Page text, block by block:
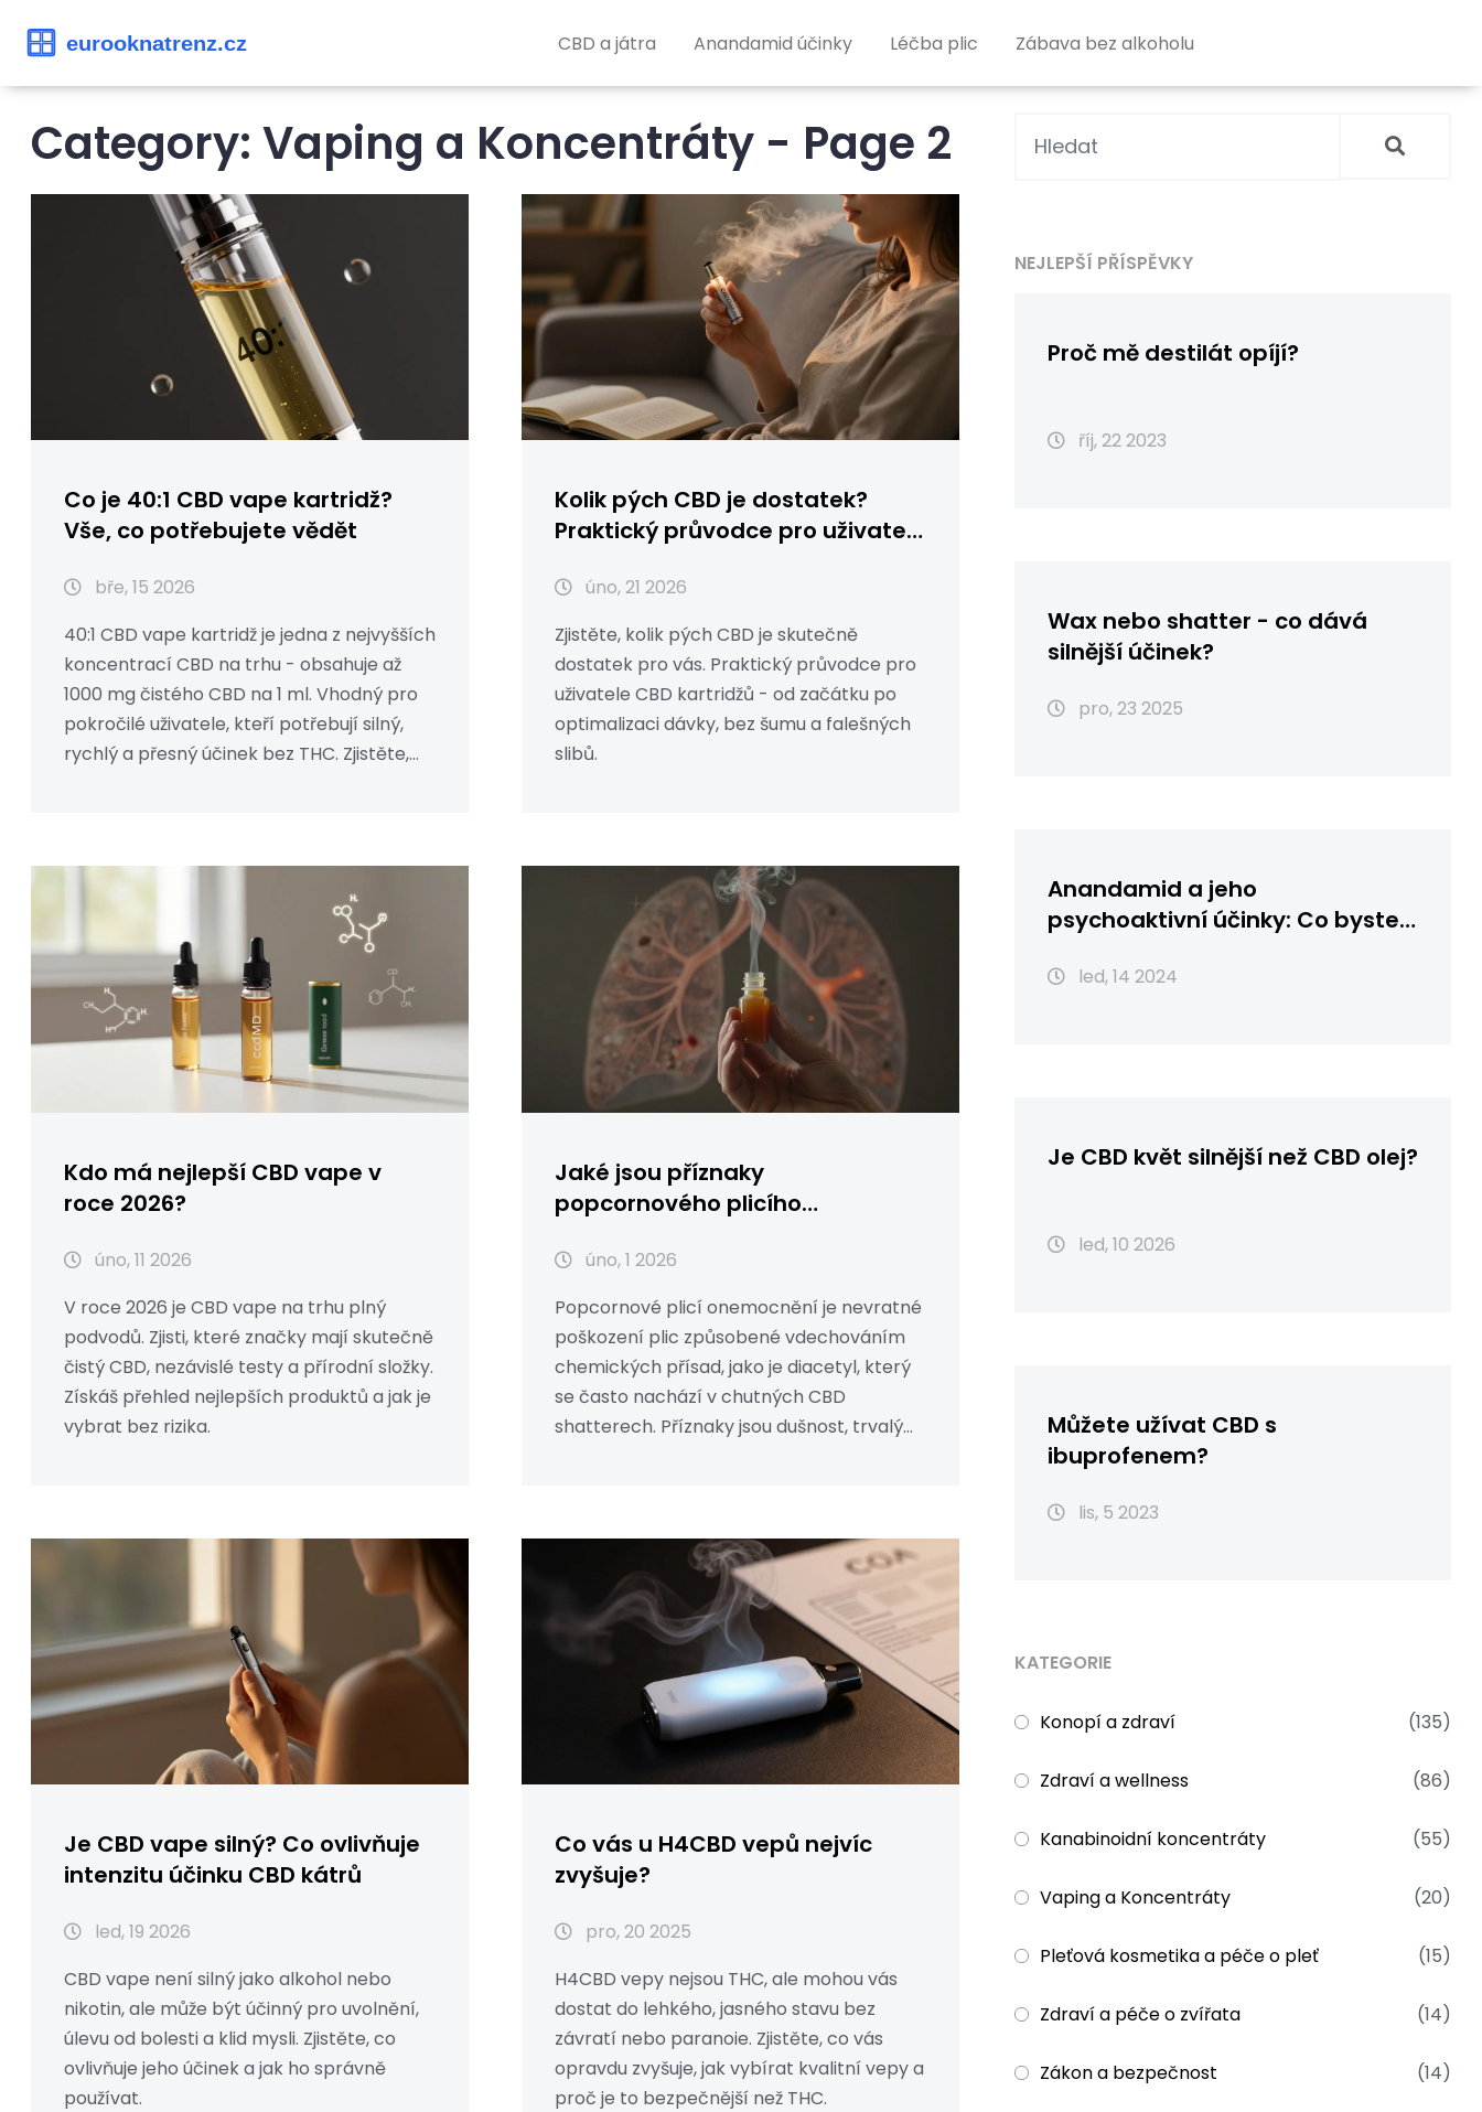
CBD a játra Anandamid účinky Léčba plic Zábava bez alkoholu
Category: Vaping a Koncentráty - Page 2
Co je 40:1 CBD vape kartridž?
Vše, co potřebujete vědět
bře, 15 2026
40:1 CBD vape kartridž je jedna z nejvyšších
koncentrací CBD na trhu - obsahuje až
1000 mg čistého CBD na 1 ml. Vhodný pro
pokročilé uživatele, kteří potřebují silný,
rychlý a přesný účinek bez THC. Zjistěte,
Kolik pých CBD je dostatek?
Praktický průvodce pro uživatele
úno, 21 2026
Zjistěte, kolik pých CBD je skutečně
dostatek pro vás. Praktický průvodce pro
uživatele CBD kartridžů - od začátku po
optimalizaci dávky, bez šumu a falešných
slibů.
Kdo má nejlepší CBD vape v
roce 2026?
úno, 11 2026
V roce 2026 je CBD vape na trhu plný
podvodů. Zjisti, které značky mají skutečně
čistý CBD, nezávislé testy a přírodní složky.
Získáš přehled nejlepších produktů a jak je
vybrat bez rizika.
Jaké jsou příznaky
popcornového plicího
úno, 1 2026
Popcornové plicí onemocnění je nevratné
poškození plic způsobené vdechováním
chemických přísad, jako je diacetyl, který
se často nachází v chutných CBD
shatterech. Příznaky jsou dušnost, trvalý
Je CBD vape silný? Co ovlivňuje
intenzitu účinku CBD kátrů
led, 19 2026
CBD vape není silný jako alkohol nebo
nikotin, ale může být účinný pro uvolnění,
úlevu od bolesti a klid mysli. Zjistěte, co
ovlivňuje jeho účinek a jak ho správně
používat.
Co vás u H4CBD vepů nejvíc
zvyšuje?
pro, 20 2025
H4CBD vepy nejsou THC, ale mohou vás
dostat do lehkého, jasného stavu bez
závratí nebo paranoie. Zjistěte, co vás
opravdu zvyšuje, jak vybírat kvalitní vepy a
proč je to bezpečnější než THC.
NEJLEPŠÍ PŘÍSPĚVKY
Proč mě destilát opíjí?
říj, 22 2023
Wax nebo shatter - co dává
silnější účinek?
pro, 23 2025
Anandamid a jeho
psychoaktivní účinky: Co byste
led, 14 2024
Je CBD květ silnější než CBD olej?
led, 10 2026
Můžete užívat CBD s
ibuprofenem?
lis, 5 2023
KATEGORIE
Konopí a zdraví (135)
Zdraví a wellness (86)
Kanabinoidní koncentráty (55)
Vaping a Koncentráty (20)
Pleťová kosmetika a péče o pleť (15)
Zdraví a péče o zvířata (14)
Zákon a bezpečnost (14)